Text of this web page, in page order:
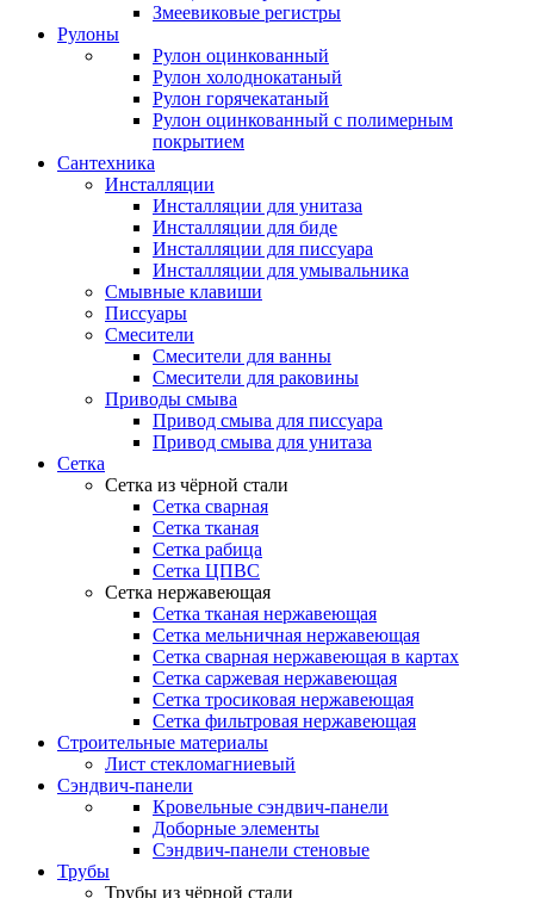
Змеевиковые регистры
Рулоны
Рулон оцинкованный
Рулон холоднокатаный
Рулон горячекатаный
Рулон оцинкованный с полимерным
покрытием
Сантехника
Инсталляции
Инсталляции для унитаза
Инсталляции для биде
Инсталляции для писсуара
Инсталляции для умывальника
Смывные клавиши
Писсуары
Смесители
Смесители для ванны
Смесители для раковины
Приводы смыва
Привод смыва для писсуара
Привод смыва для унитаза
Сетка
Сетка из чёрной стали
Сетка сварная
Сетка тканая
Сетка рабица
Сетка ЦПВС
Сетка нержавеющая
Сетка тканая нержавеющая
Сетка мельничная нержавеющая
Сетка сварная нержавеющая в картах
Сетка саржевая нержавеющая
Сетка тросиковая нержавеющая
Сетка фильтровая нержавеющая
Строительные материалы
Лист стекломагниевый
Сэндвич-панели
Кровельные сэндвич-панели
Доборные элементы
Сэндвич-панели стеновые
Трубы
Трубы из чёрной стали